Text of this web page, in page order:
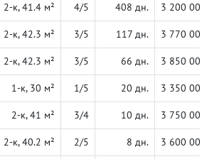
2-к, 41.4 м² 4/5 408 дн. 3 200 000
2-к, 42.3 м² 3/5 117 дн. 3 770 000
2-к, 42.3 м² 3/5 66 дн. 3 850 000
1-к, 30 м² 1/5 20 дн. 3 350 000
2-к, 41 м² 3/4 10 дн. 3 750 000
2-к, 40.2 м² 2/5 8 дн. 3 600 000